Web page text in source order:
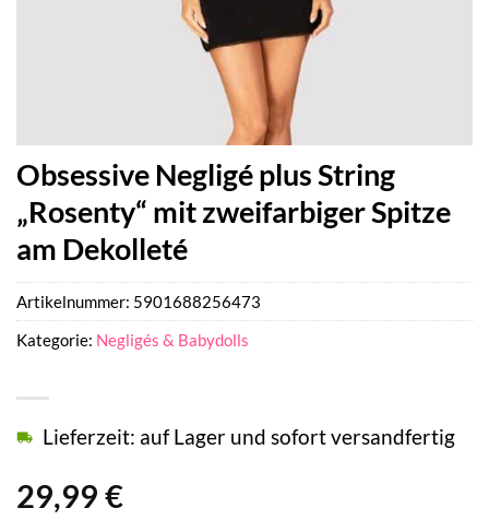
Obsessive Negligé plus String
„Rosenty“ mit zweifarbiger Spitze
am Dekolleté
29,99 €
Lieferzeit: auf Lager und sofort versandfertig
Artikelnummer: 5901688256473
Kategorie: Negligés & Babydolls